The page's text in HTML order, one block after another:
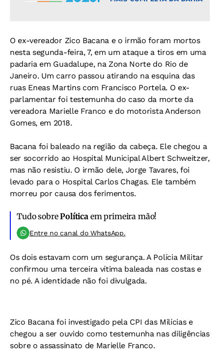
O ex-vereador Zico Bacana e o irmão foram mortos
nesta segunda-feira, 7, em um ataque a tiros em uma
padaria em Guadalupe, na Zona Norte do Rio de
Janeiro. Um carro passou atirando na esquina das
ruas Eneas Martins com Francisco Portela. O ex-
parlamentar foi testemunha do caso da morte da
vereadora Marielle Franco e do motorista Anderson
Gomes, em 2018.
Bacana foi baleado na região da cabeça. Ele chegou a
ser socorrido ao Hospital Municipal Albert Schweitzer,
mas não resistiu. O irmão dele, Jorge Tavares, foi
levado para o Hospital Carlos Chagas. Ele também
morreu por causa dos ferimentos.
Tudo sobrePolíticaem primeira mão!
Entre no canal do WhatsApp.
Os dois estavam com um segurança. A Polícia Militar
confirmou uma terceira vítima baleada nas costas e
no pé. A identidade não foi divulgada.
Zico Bacana foi investigado pela CPI das Milícias e
chegou a ser ouvido como testemunha nas diligências
sobre o assassinato de Marielle Franco.